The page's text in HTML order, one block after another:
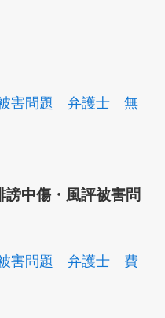
被害問題 弁護士 無
中傷・風評被害問
被害問題 弁護士 費